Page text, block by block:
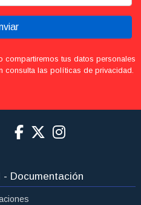
compartiremos tus datos personales
consulta las políticas de privacidad.
Documentación